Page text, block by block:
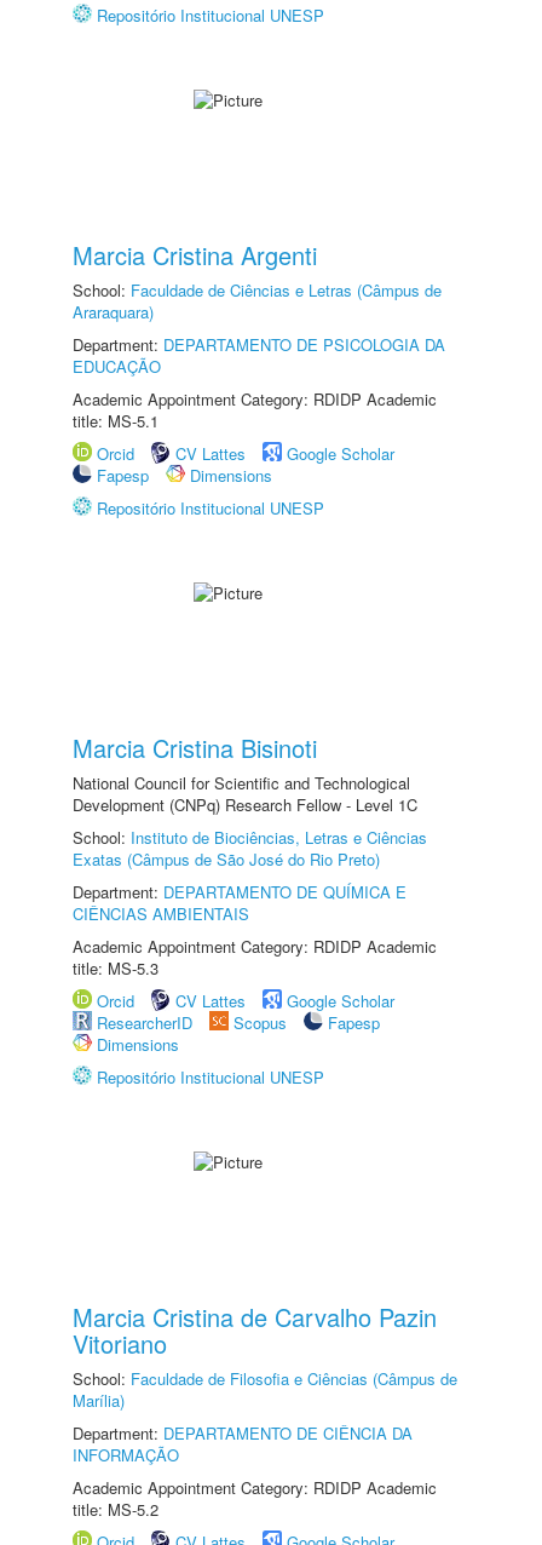
Repositório Institucional UNESP
Marcia Cristina Argenti
School: Faculdade de Ciências e Letras (Câmpus de
Araraquara)
Department: DEPARTAMENTO DE PSICOLOGIA DA
EDUCAÇÃO
Academic Appointment Category: RDIDP Academic
title: MS-5.1
Orcid
CV Lattes
Google Scholar
Fapesp
Dimensions
Repositório Institucional UNESP
Marcia Cristina Bisinoti
National Council for Scientific and Technological
Development (CNPq) Research Fellow - Level 1C
School: Instituto de Biociências, Letras e Ciências
Exatas (Câmpus de São José do Rio Preto)
Department: DEPARTAMENTO DE QUÍMICA E
CIÊNCIAS AMBIENTAIS
Academic Appointment Category: RDIDP Academic
title: MS-5.3
Orcid
CV Lattes
Google Scholar
ResearcherID
Scopus
Fapesp
Dimensions
Repositório Institucional UNESP
Marcia Cristina de Carvalho Pazin
Vitoriano
School: Faculdade de Filosofia e Ciências (Câmpus de
Marília)
Department: DEPARTAMENTO DE CIÊNCIA DA
INFORMAÇÃO
Academic Appointment Category: RDIDP Academic
title: MS-5.2